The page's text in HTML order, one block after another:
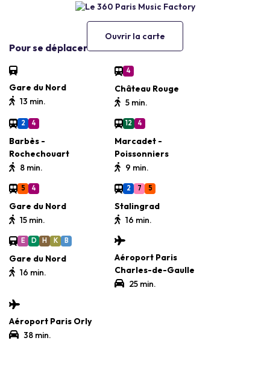
Ouvrir la carte
Pour se déplacer
Gare du Nord
13 min.
4
Château Rouge
5 min.
2 4
Barbès -
Rochechouart
8 min.
12 4
Marcadet -
Poissonniers
9 min.
5 4
Gare du Nord
15 min.
2 7 5
Stalingrad
16 min.
E D H K B
Gare du Nord
16 min.
Aéroport Paris
Charles-de-Gaulle
25 min.
Aéroport Paris Orly
38 min.